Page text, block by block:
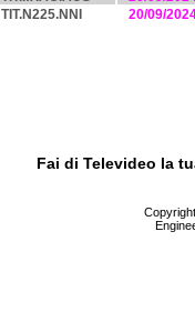
TIT.N225.NNI 20/09/
Fai di Televideo la